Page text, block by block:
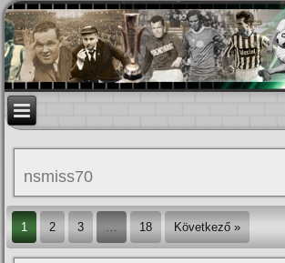
nsmiss70
1 2 3 … 18 Következő »